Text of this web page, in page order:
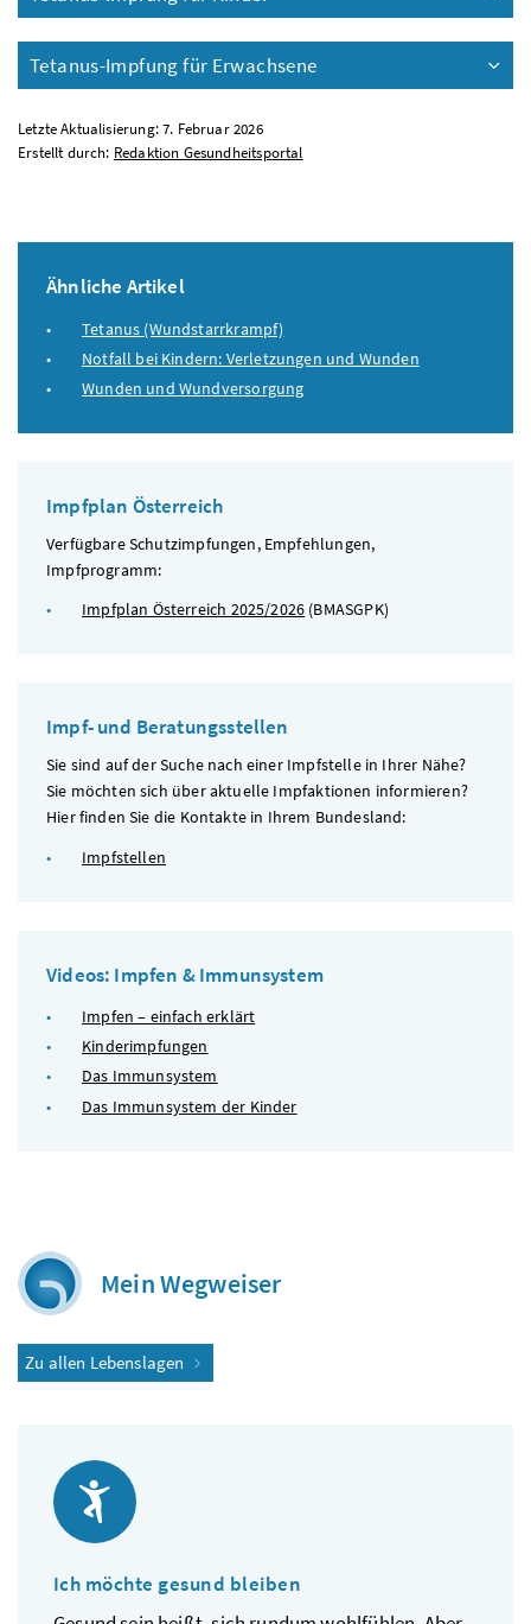
Tetanus-Impfung für Erwachsene
Letzte Aktualisierung: 7. Februar 2026
Erstellt durch: Redaktion Gesundheitsportal
Ähnliche Artikel
Tetanus (Wundstarrkrampf)
Notfall bei Kindern: Verletzungen und Wunden
Wunden und Wundversorgung
Impfplan Österreich
Verfügbare Schutzimpfungen, Empfehlungen,
Impfprogramm:
Impfplan Österreich 2025/2026 (BMASGPK)
Impf- und Beratungsstellen
Sie sind auf der Suche nach einer Impfstelle in Ihrer Nähe?
Sie möchten sich über aktuelle Impfaktionen informieren?
Hier finden Sie die Kontakte in Ihrem Bundesland:
Impfstellen
Videos: Impfen & Immunsystem
Impfen – einfach erklärt
Kinderimpfungen
Das Immunsystem
Das Immunsystem der Kinder
Mein Wegweiser
Zu allen Lebenslagen
Ich möchte gesund bleiben